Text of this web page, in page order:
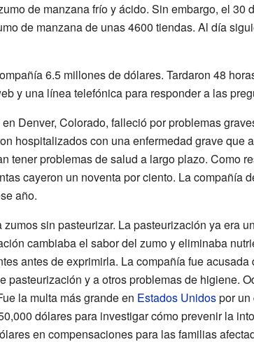
de manzana frío y ácido. Sin embargo, el 30
de manzana de unas 4600 tiendas. Al día
6.5 millones de dólares. Tardaron 48
y una línea telefónica para responder a las
Denver, Colorado, falleció por problemas
hospitalizados con una enfermedad grave que
tener problemas de salud a largo plazo. Como
cayeron un noventa por ciento. La compañía
año.
sin pasteurizar. La pasteurización ya era
cambiaba el sabor del zumo y eliminaba
antes de exprimirla. La compañía fue
pasteurización y a otros problemas de higiene.
la multa más grande en Estados Unidospor un
dólares para investigar cómo prevenir la
en compensaciones para las familias